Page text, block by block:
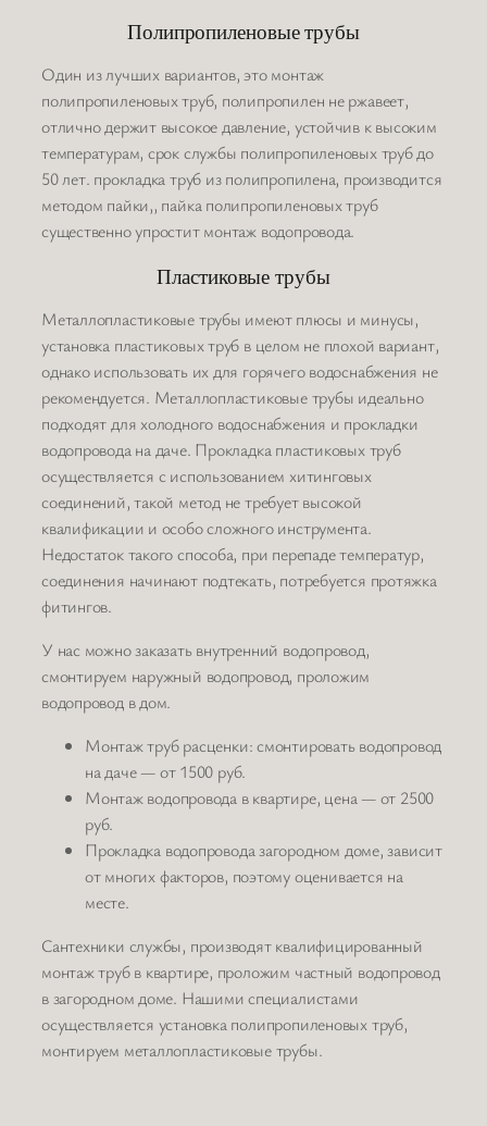
Полипропиленовые трубы
Один из лучших вариантов, это монтаж
полипропиленовых труб, полипропилен не ржавеет,
отлично держит высокое давление, устойчив к высоким
температурам, срок службы полипропиленовых труб до
50 лет. прокладка труб из полипропилена, производится
методом пайки,, пайка полипропиленовых труб
существенно упростит монтаж водопровода.
Пластиковые трубы
Металлопластиковые трубы имеют плюсы и минусы,
установка пластиковых труб в целом не плохой вариант,
однако использовать их для горячего водоснабжения не
рекомендуется. Металлопластиковые трубы идеально
подходят для холодного водоснабжения и прокладки
водопровода на даче. Прокладка пластиковых труб
осуществляется с использованием хитинговых
соединений, такой метод не требует высокой
квалификации и особо сложного инструмента.
Недостаток такого способа, при перепаде температур,
соединения начинают подтекать, потребуется протяжка
фитингов.
У нас можно заказать внутренний водопровод,
смонтируем наружный водопровод, проложим
водопровод в дом.
Монтаж труб расценки: смонтировать водопровод
на даче — от 1500 руб.
Монтаж водопровода в квартире, цена — от 2500
руб.
Прокладка водопровода загородном доме, зависит
от многих факторов, поэтому оценивается на
месте.
Сантехники службы, производят квалифицированный
монтаж труб в квартире, проложим частный водопровод
в загородном доме. Нашими специалистами
осуществляется установка полипропиленовых труб,
монтируем металлопластиковые трубы.